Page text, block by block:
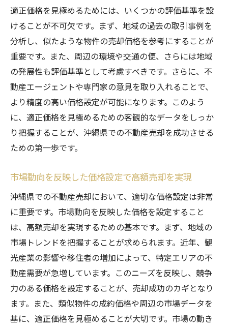
適正価格を見極めるためには、いくつかの評価基準を設
けることが不可欠です。まず、地域の過去の取引事例を
分析し、似たような物件の売却価格を参考にすることが
重要です。また、周辺の環境や交通の便、さらには地域
の発展性も評価基準として考慮すべきです。さらに、不
動産エージェントや専門家の意見を取り入れることで、
より精度の高い価格設定が可能になります。このよう
に、適正価格を見極めるための客観的なデータをしっか
り把握することが、沖縄県での不動産売却を成功させる
ための第一歩です。
市場動向を反映した価格設定で高額売却を実現
沖縄県での不動産売却において、適切な価格設定は非常
に重要です。市場動向を反映した価格を設定すること
は、高額売却を実現するための基本です。まず、地域の
市場トレンドを把握することが求められます。近年、観
光産業の影響や移住者の増加によって、特定エリアの不
動産需要が急増しています。このニーズを反映し、競争
力のある価格を設定することが、売却成功のカギとなり
ます。また、類似物件の成約価格や周辺の市場データを
基に、適正価格を見極めることが大切です。市場の動き